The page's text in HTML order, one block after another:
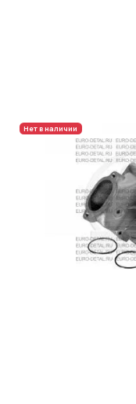
Нет в наличии